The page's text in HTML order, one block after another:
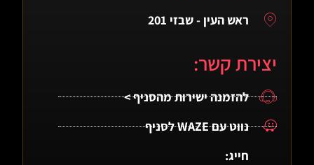
ראש העין - שבזי 201
יצירת קשר:
להזמנה ישירות מהסניף >
נווט עם WAZE לסניף
חייג: